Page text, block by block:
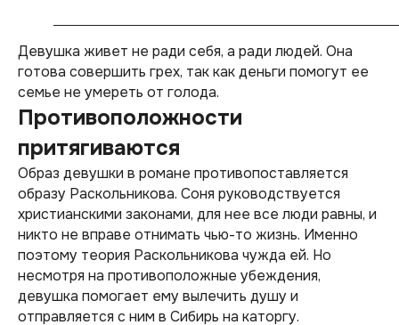
Девушка живет не ради себя, а ради людей. Она
готова совершить грех, так как деньги помогут ее
семье не умереть от голода.
Противоположности
притягиваются
Образ девушки в романе противопоставляется
образу Раскольникова. Соня руководствуется
христианскими законами, для нее все люди равны, и
никто не вправе отнимать чью-то жизнь. Именно
поэтому теория Раскольникова чужда ей. Но
несмотря на противоположные убеждения,
девушка помогает ему вылечить душу и
отправляется с ним в Сибирь на каторгу.